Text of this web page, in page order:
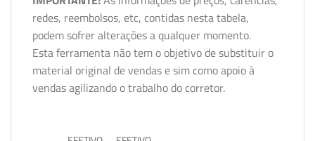
redes, reembolsos, etc, contidas nesta tabela,
podem sofrer alterações a qualquer momento.
Esta ferramenta não tem o objetivo de substituir o
material original de vendas e sim como apoio à
vendas agilizando o trabalho do corretor.